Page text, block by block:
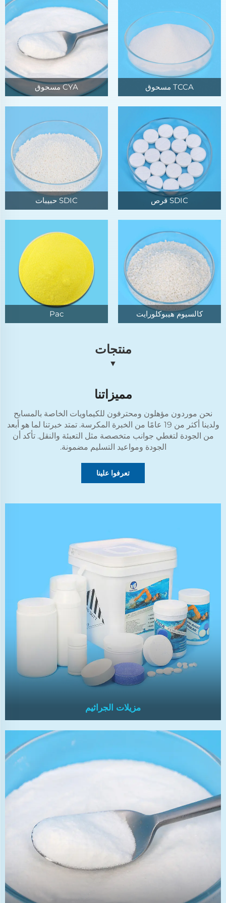
TCCA مسحوق CYA مسحوق
SDIC قرص SDIC حبيبات
كالسيوم هيبوكلورايت Pac
منتجات
▼
مميزاتنا
نحن موردون مؤهلون ومحترفون للكيماويات الخاصة بالمسابح
ولدينا أكثر من 19 عامًا من الخبرة المكرسة. تمتد خبرتنا لما هو أبعد
من الجودة لتغطي جوانب متخصصة مثل التعبئة والنقل. تأكد أن
الجودة ومواعيد التسليم مضمونة.
تعرفوا علينا
مزيلات الجراثيم
مزيلات الجراثيم
تُستخدم أقراص الكلور كمعقم شائع للأحواض، وتشتهر